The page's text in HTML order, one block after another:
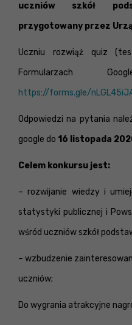
uczniów szkół
przygotowany przez
Uczniu rozwiąż quiz
Formularzach
https://forms.gle/
Odpowiedzi na pytania
google do 16 listopada
Celem konkursu jest:
– rozwijanie wiedzy i
statystyki publicznej i
wśród uczniów szkół
– wzbudzenie
uczniów;
Do wygrania atrakcyjne